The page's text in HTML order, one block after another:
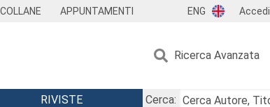
COLLANE APPUNTAMENTI ENG Accedi
Ricerca Avanzata
RIVISTE
Cerca: